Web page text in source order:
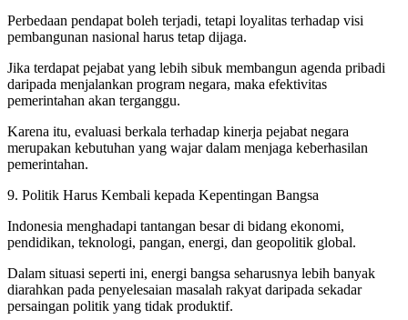
Perbedaan pendapat boleh terjadi, tetapi loyalitas terhadap visi
pembangunan nasional harus tetap dijaga.
Jika terdapat pejabat yang lebih sibuk membangun agenda pribadi
daripada menjalankan program negara, maka efektivitas
pemerintahan akan terganggu.
Karena itu, evaluasi berkala terhadap kinerja pejabat negara
merupakan kebutuhan yang wajar dalam menjaga keberhasilan
pemerintahan.
9. Politik Harus Kembali kepada Kepentingan Bangsa
Indonesia menghadapi tantangan besar di bidang ekonomi,
pendidikan, teknologi, pangan, energi, dan geopolitik global.
Dalam situasi seperti ini, energi bangsa seharusnya lebih banyak
diarahkan pada penyelesaian masalah rakyat daripada sekadar
persaingan politik yang tidak produktif.